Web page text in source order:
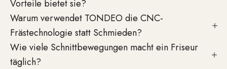
Vorteile bietet sie?
Warum verwendet TONDEO die CNC-
Frästechnologie statt Schmieden?
Wie viele Schnittbewegungen macht ein Friseur
täglich?